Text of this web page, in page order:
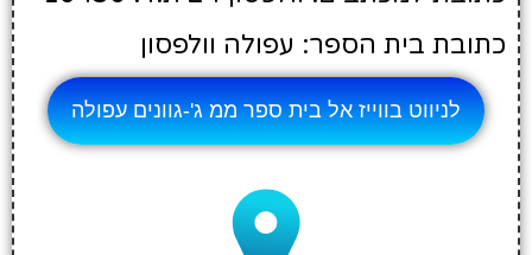
כתובת בית הספר: עפולה וולפסון
לניווט בווייז אל בית ספר ממ ג'-גוונים עפולה